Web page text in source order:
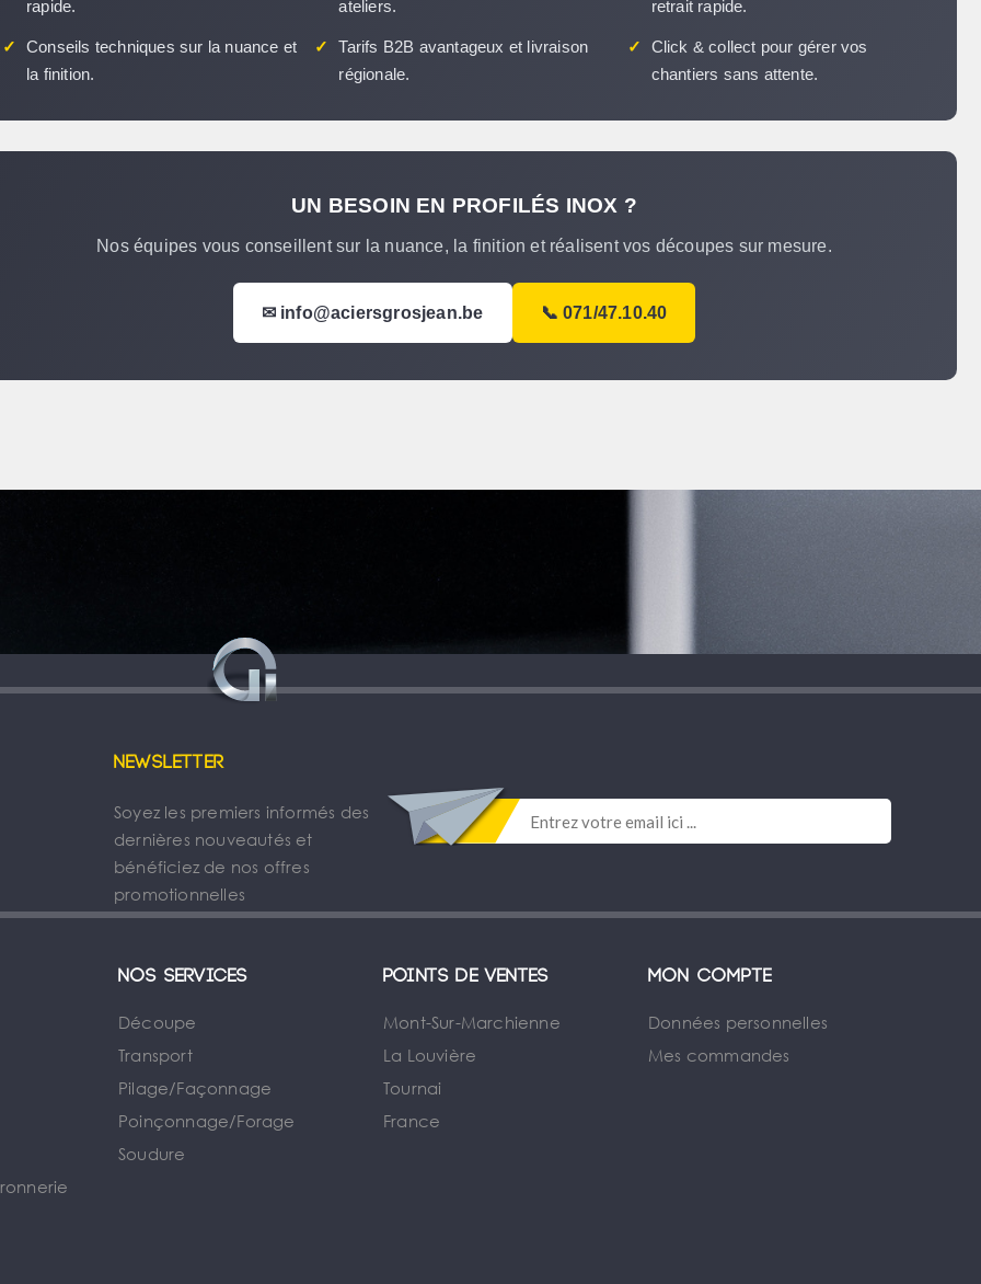
rapide.
ateliers.
retrait rapide.
✓
Conseils techniques sur la nuance et
la finition.
✓
Tarifs B2B avantageux et livraison
régionale.
✓
Click & collect pour gérer vos
chantiers sans attente.
UN BESOIN EN PROFILÉS INOX ?
Nos équipes vous conseillent sur la nuance, la finition et réalisent vos découpes sur mesure.
✉ info@aciersgrosjean.be 📞 071/47.10.40
Newsletter
Soyez les premiers informés des
dernières nouveautés et
bénéficiez de nos offres
promotionnelles
Nos services
Découpe
Transport
Pilage/Façonnage
Poinçonnage/Forage
Soudure
Points de ventes
Mont-Sur-Marchienne
La Louvière
Tournai
France
Mon compte
Données personnelles
Mes commandes